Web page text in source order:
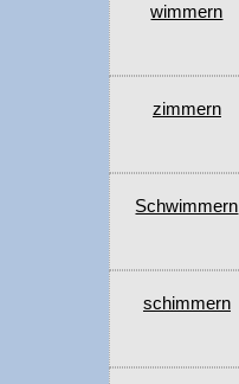
wimmern
zimmern
Schwimmern
schimmern